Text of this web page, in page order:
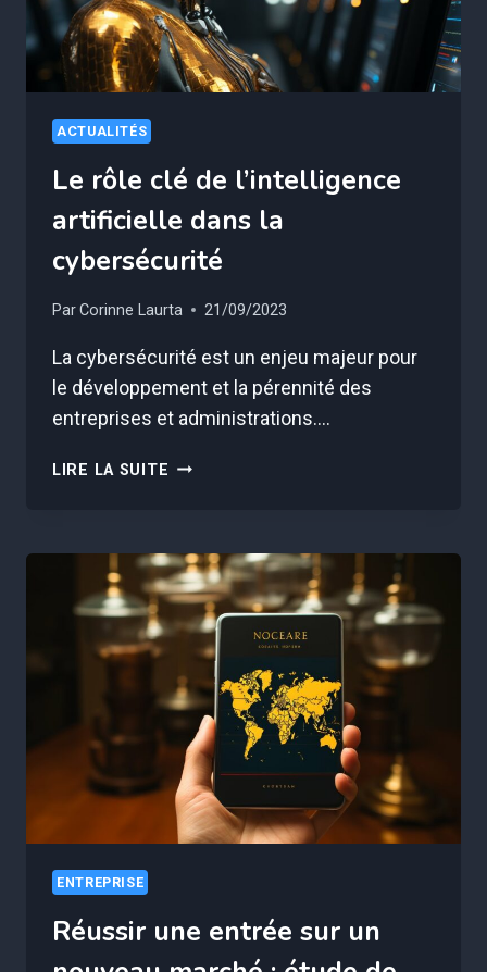
VOTRE
SECTEUR
EST-
IL
ACTUALITÉS
Le rôle clé de l’intelligence
artificielle dans la
cybersécurité
ParCorinne Laurta 21/09/2023
La cybersécurité est un enjeu majeur pour
le développement et la pérennité des
entreprises et administrations….
LIRE LA SUITE LE
L’INTELLIGENCE
ARTIFICIELLE
DANS
LA
CYBERSÉCURITÉ
ENTREPRISE
Réussir une entrée sur un